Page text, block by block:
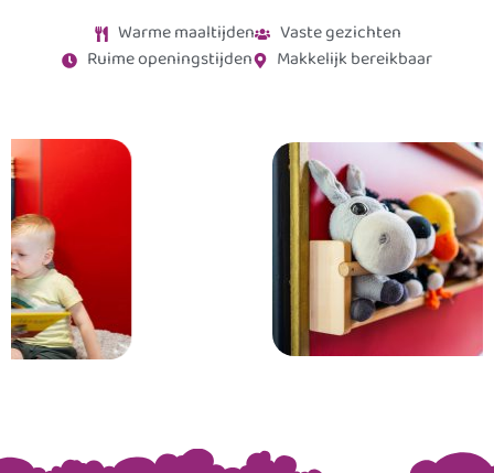
Warme maaltijden
Vaste gezichten
Ruime openingstijden
Makkelijk bereikbaar